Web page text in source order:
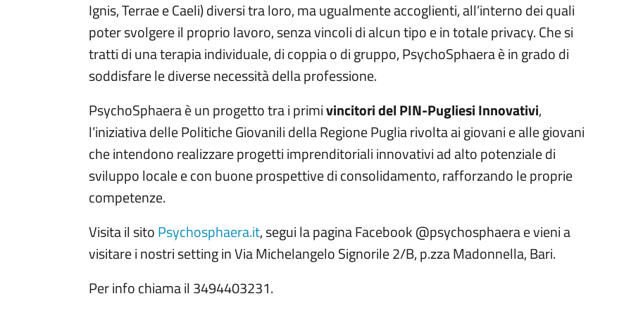
Ignis, Terrae e Caeli) diversi tra loro, ma ugualmente accoglienti, all’interno dei quali
poter svolgere il proprio lavoro, senza vincoli di alcun tipo e in totale privacy. Che si
tratti di una terapia individuale, di coppia o di gruppo, PsychoSphaera è in grado di
soddisfare le diverse necessità della professione.
PsychoSphaera è un progetto tra i primivincitori del PIN-Pugliesi Innovativi,
l’iniziativa delle Politiche Giovanili della Regione Puglia rivolta ai giovani e alle giovani
che intendono realizzare progetti imprenditoriali innovativi ad alto potenziale di
sviluppo locale e con buone prospettive di consolidamento, rafforzando le proprie
competenze.
Visita il sitoPsychosphaera.it, segui la pagina Facebook @psychosphaera e vieni a
visitare i nostri setting in Via Michelangelo Signorile 2/B, p.zza Madonnella, Bari.
Per info chiama il 3494403231.